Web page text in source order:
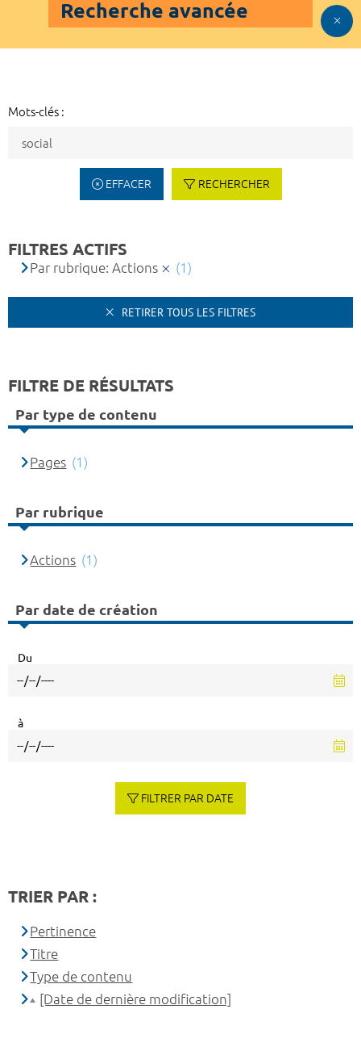
Recherche avancée
Mots-clés :
EFFACER RECHERCHER
FILTRES ACTIFS
Par rubrique: Actions (1)
RETIRER TOUS LES FILTRES
FILTRE DE RÉSULTATS
Par type de contenu
Pages (1)
Par rubrique
Actions (1)
Par date de création
Du
à
FILTRER PAR DATE
TRIER PAR :
Pertinence
Titre
Type de contenu
[Date de dernière modification]